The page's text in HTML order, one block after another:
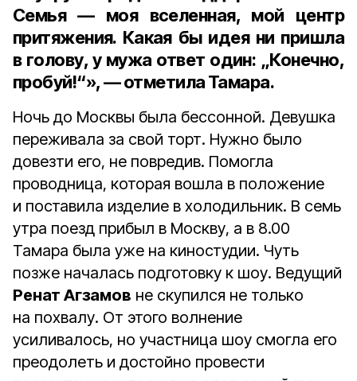
Семья — моя вселенная, мой центр
притяжения. Какая бы идея ни пришла
в голову, у мужа ответ один: „Конечно,
пробуй!“», — отметила Тамара.
Ночь до Москвы была бессонной. Девушка
переживала за свой торт. Нужно было
довезти его, не повредив. Помогла
проводница, которая вошла в положение
и поставила изделие в холодильник. В семь
утра поезд прибыл в Москву, а в 8.00
Тамара была уже на киностудии. Чуть
позже началась подготовку к шоу. Ведущий
Ренат Агзамов не скупился не только
на похвалу. От этого волнение
усиливалось, но участница шоу смогла его
преодолеть и достойно провести